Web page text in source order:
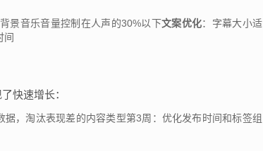
景音乐音量控制在人声的30%以下文案优化：字幕大小适
间
快速增长：
，淘汰表现差的内容类型第3周：优化发布时间和标签组